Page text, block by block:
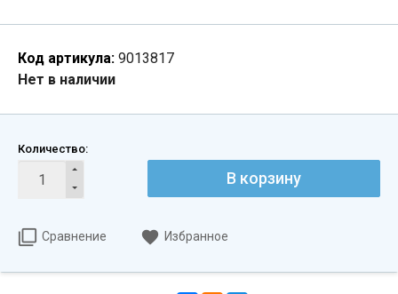
Код артикула: 9013817
Нет в наличии
Количество:
В корзину
Сравнение Избранное